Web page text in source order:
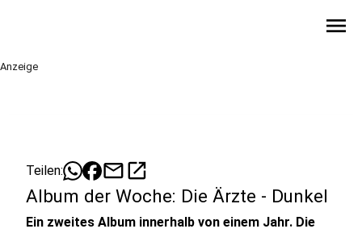
menu
Anzeige
Teilen: mailopen_in_new
Album der Woche: Die Ärzte - Dunkel
Ein zweites Album innerhalb von einem Jahr. Die